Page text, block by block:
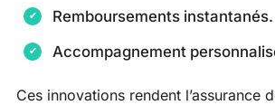
Remboursements instantanés.
Accompagnement
Ces innovations rendent l’assurance